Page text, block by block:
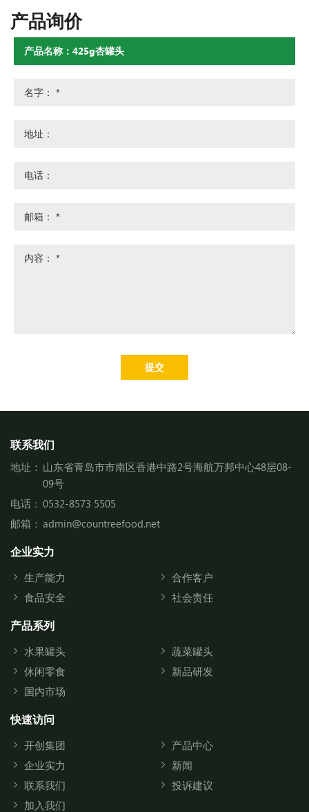
产品询价
提交
联系我们
地址： 山东省青岛市市南区香港中路2号海航万邦中心48层08-
09号
电话： 0532-8573 5505
邮箱： admin@countreefood.net
企业实力
生产能力
合作客户
食品安全
社会责任
产品系列
水果罐头
蔬菜罐头
休闲零食
新品研发
国内市场
快速访问
开创集团
产品中心
企业实力
新闻
联系我们
投诉建议
加入我们